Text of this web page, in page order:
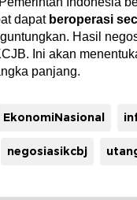
dapat beroperasi
Hasil
Ini akan
panjang.
EkonomiNasional
negosiasikcbj